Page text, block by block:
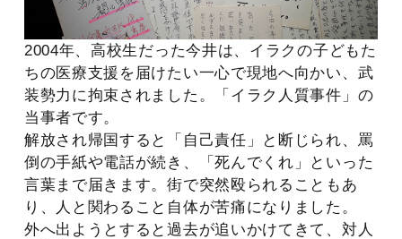
2004年、高校生だった今井は、イラクの子どもた
ちの医療支援を届けたい一心で現地へ向かい、武
装勢力に拘束されました。「イラク人質事件」の
当事者です。
解放され帰国すると「自己責任」と断じられ、罵
倒の手紙や電話が続き、「死んでくれ」といった
言葉まで届きます。街で突然殴られることもあ
り、人と関わること自体が苦痛になりました。
外へ出ようとすると過去が追いかけてきて、対人